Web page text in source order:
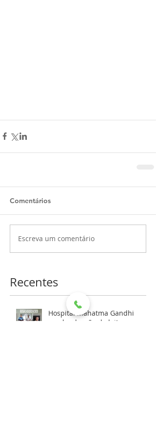
Comentários
Escreva um comentário
Recentes
Hospital Mahatma Gandhi
recebe doação de leite por